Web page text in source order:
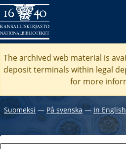
The archived web material is
deposit terminals within legal
for more
Suomeksi ― På svenska― In English